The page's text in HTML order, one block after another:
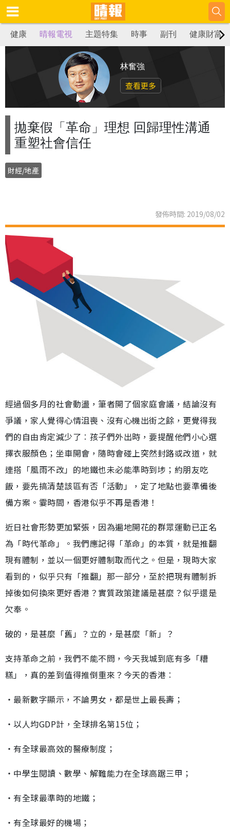
健康 晴報電視 主題特集 時事 副刊 健康財富
林奮強
查看更多
拋棄假「革命」理想 回歸理性溝通
重塑社會信任
財經/地產
發佈時間: 2019/08/02
經過個多月的社會動盪，筆者開了個家庭會議，結論沒有
爭議，家人覺得心情沮喪、沒有心機出街之餘，更覺得我
們的自由肯定減少了︰孩子們外出時，要提醒他們小心選
擇衣服顏色；坐車開會，隨時會碰上突然封路或改道，就
連搭「風雨不改」的地鐵也未必能準時到埗；約朋友吃
飯，要先搞清楚該區有否「活動」，定了地點也要準備後
備方案。霎時間，香港似乎不再是香港！
近日社會形勢更加緊張，因為遍地開花的群眾運動已正名
為「時代革命」。我們應記得「革命」的本質，就是推翻
現有體制，並以一個更好體制取而代之。但是，現時大家
看到的，似乎只有「推翻」那一部分，至於把現有體制拆
掉後如何換來更好香港？實質政策建議是甚麼？似乎還是
欠奉。
破的，是甚麼「舊」？立的，是甚麼「新」？
支持革命之前，我們不能不問，今天我城到底有多「糟
糕」，真的差到值得推倒重來？今天的香港︰
‧最新數字顯示，不論男女，都是世上最長壽；
‧以人均GDP計，全球排名第15位；
‧有全球最高效的醫療制度；
‧中學生閱讀、數學、解難能力在全球高踞三甲；
‧有全球最準時的地鐵；
‧有全球最好的機場；